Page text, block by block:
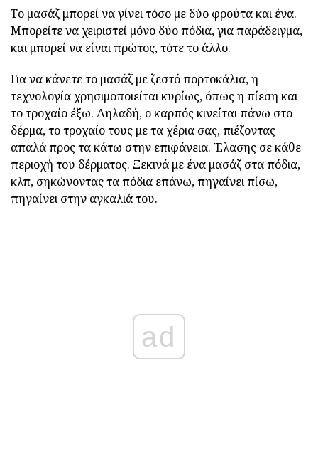
Το μασάζ μπορεί να γίνει τόσο με δύο φρούτα και ένα.
Μπορείτε να χειριστεί μόνο δύο πόδια, για παράδειγμα,
και μπορεί να είναι πρώτος, τότε το άλλο.
Για να κάνετε το μασάζ με ζεστό πορτοκάλια, η
τεχνολογία χρησιμοποιείται κυρίως, όπως η πίεση και
το τροχαίο έξω. Δηλαδή, ο καρπός κινείται πάνω στο
δέρμα, το τροχαίο τους με τα χέρια σας, πιέζοντας
απαλά προς τα κάτω στην επιφάνεια. Έλασης σε κάθε
περιοχή του δέρματος. Ξεκινά με ένα μασάζ στα πόδια,
κλπ, σηκώνοντας τα πόδια επάνω, πηγαίνει πίσω,
πηγαίνει στην αγκαλιά του.
ad